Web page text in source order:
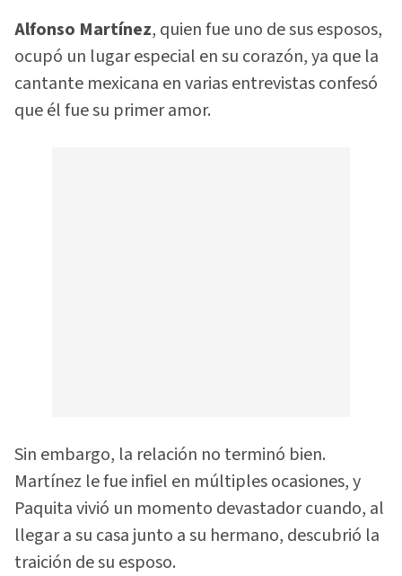
Alfonso Martínez, quien fue uno de sus esposos,
ocupó un lugar especial en su corazón, ya que la
cantante mexicana en varias entrevistas confesó
que él fue su primer amor.
Sin embargo, la relación no terminó bien.
Martínez le fue infiel en múltiples ocasiones, y
Paquita vivió un momento devastador cuando, al
llegar a su casa junto a su hermano, descubrió la
traición de su esposo.